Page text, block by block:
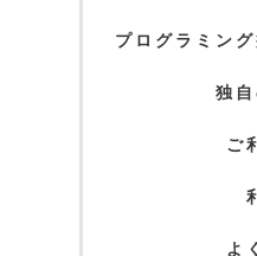
プログラミン
独
ご
よ